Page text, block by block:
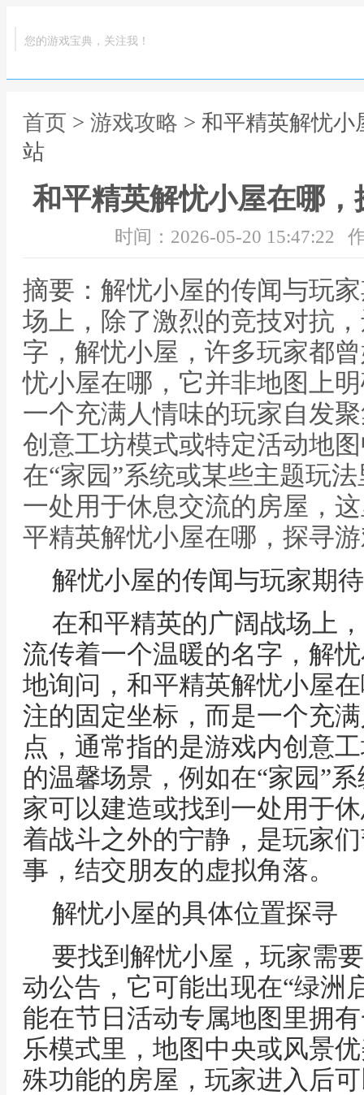
您的游戏宝典，关注我！
首页 > 游戏攻略 > 和平精英解忧
站
和平精英解忧小屋在哪
时间：2026-05-20 15:47:22
摘要：解忧小屋的传闻与玩
场上，除了激烈的竞技对抗
字，解忧小屋，许多玩家都
忧小屋在哪，它并非地图上
一个充满人情味的玩家自发
创意工坊模式或特定活动地
在“家园”系统或某些主题玩
一处用于休息交流的房屋，
平精英解忧小屋在哪，探寻
解忧小屋的传闻与玩家期待
在和平精英的广阔战场上
流传着一个温暖的名字，解
地询问，和平精英解忧小屋
注的固定坐标，而是一个充
点，通常指的是游戏内创意
的温馨场景，例如在“家园”
家可以建造或找到一处用于
着战斗之外的宁静，是玩家
事，结交朋友的虚拟角落。
解忧小屋的具体位置探寻
要找到解忧小屋，玩家需
动公告，它可能出现在“绿洲
能在节日活动专属地图里拥
乐模式里，地图中央或风景
殊功能的房屋，玩家进入后